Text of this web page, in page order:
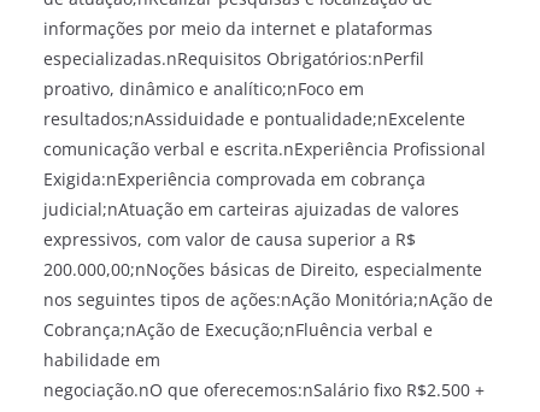
informações por meio da internet e plataformas
especializadas.nRequisitos Obrigatórios:nPerfil
proativo, dinâmico e analítico;nFoco em
resultados;nAssiduidade e pontualidade;nExcelente
comunicação verbal e escrita.nExperiência Profissional
Exigida:nExperiência comprovada em cobrança
judicial;nAtuação em carteiras ajuizadas de valores
expressivos, com valor de causa superior a R$
200.000,00;nNoções básicas de Direito, especialmente
nos seguintes tipos de ações:nAção Monitória;nAção de
Cobrança;nAção de Execução;nFluência verbal e
habilidade em
negociação.nO que oferecemos:nSalário fixo R$2.500 +